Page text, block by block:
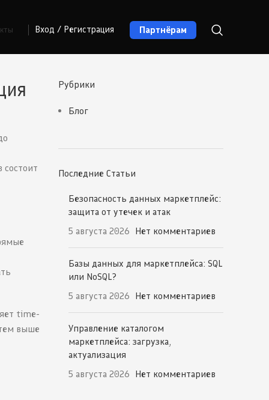
Вход / Регистрация Партнёрам
time-
выше
Рубрики
Блог
Последние Статьи
Безопасность данных маркетплейс:
защита от утечек и атак
5 августа 2026 Нет комментариев
Базы данных для маркетплейса: SQL
или NoSQL?
5 августа 2026 Нет комментариев
Управление каталогом
маркетплейса: загрузка,
актуализация
5 августа 2026 Нет комментариев